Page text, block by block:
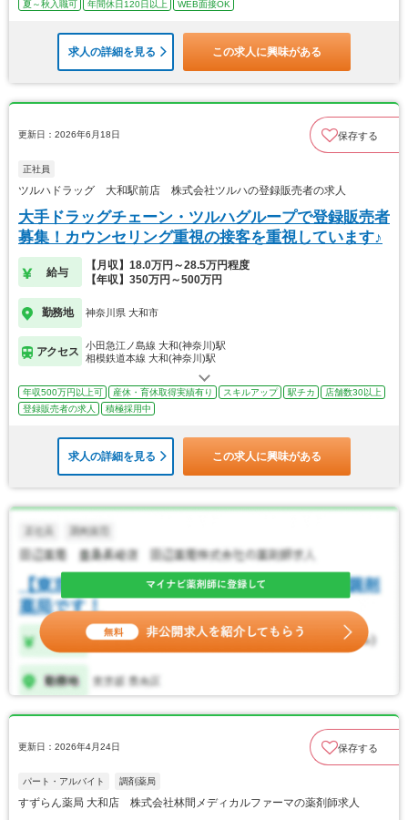
夏～秋入職可 年間休日120日以上 WEB面接OK
求人の詳細を見る この求人に興味がある
更新日：2026年6月18日 保存する
正社員
ツルハドラッグ 大和駅前店 株式会社ツルハの登録販売者の求人
大手ドラッグチェーン・ツルハグループで登録販売者
募集！カウンセリング重視の接客を重視しています♪
給与
【月収】18.0万円～28.5万円程度
【年収】350万円～500万円
勤務地 神奈川県 大和市
アクセス
小田急江ノ島線 大和(神奈川)駅
相模鉄道本線 大和(神奈川)駅
年収500万円以上可 産休・育休取得実績有り スキルアップ 駅チカ
店舗数30以上
登録販売者の求人
積極採用中
求人の詳細を見る この求人に興味がある
更新日：2026年4月24日 保存する
パート・アルバイト 調剤薬局
すずらん薬局 大和店 株式会社林間メディカルファーマの薬剤師求人